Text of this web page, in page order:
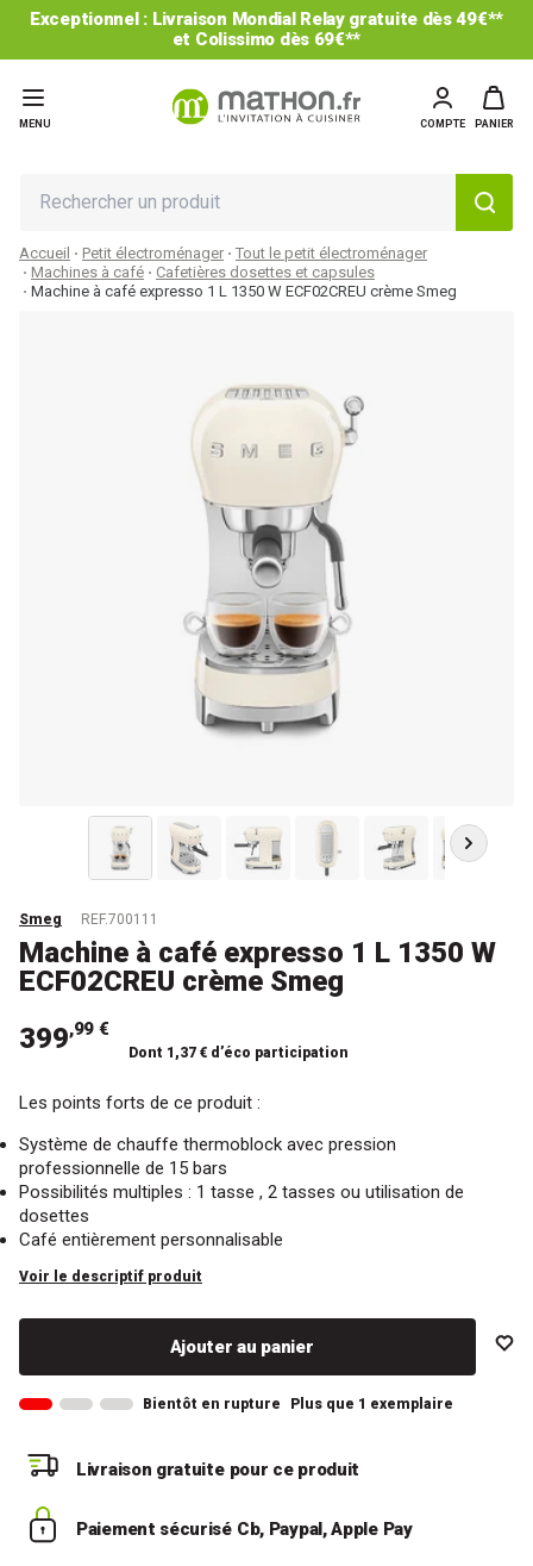
Exceptionnel : Livraison Mondial Relay gratuite dès 49€**
et Colissimo dès 69€**
MENU COMPTE PANIER
Accueil Petit électroménager
Tout le petit électroménager
Machines à café
Cafetières dosettes et capsules
Machine à café expresso 1 L 1350 W ECF02CREU crème Smeg
Smeg REF.700111
Machine à café expresso 1 L 1350 W
ECF02CREU crème Smeg
399,99 €
Dont 1,37 € d’éco participation
Les points forts de ce produit :
Système de chauffe thermoblock avec pression
professionnelle de 15 bars
Possibilités multiples : 1 tasse , 2 tasses ou utilisation de
dosettes
Café entièrement personnalisable
Voir le descriptif produit
Ajouter au panier
Bientôt en rupture Plus que 1 exemplaire
Livraison gratuite pour ce produit
Paiement sécurisé Cb, Paypal, Apple Pay